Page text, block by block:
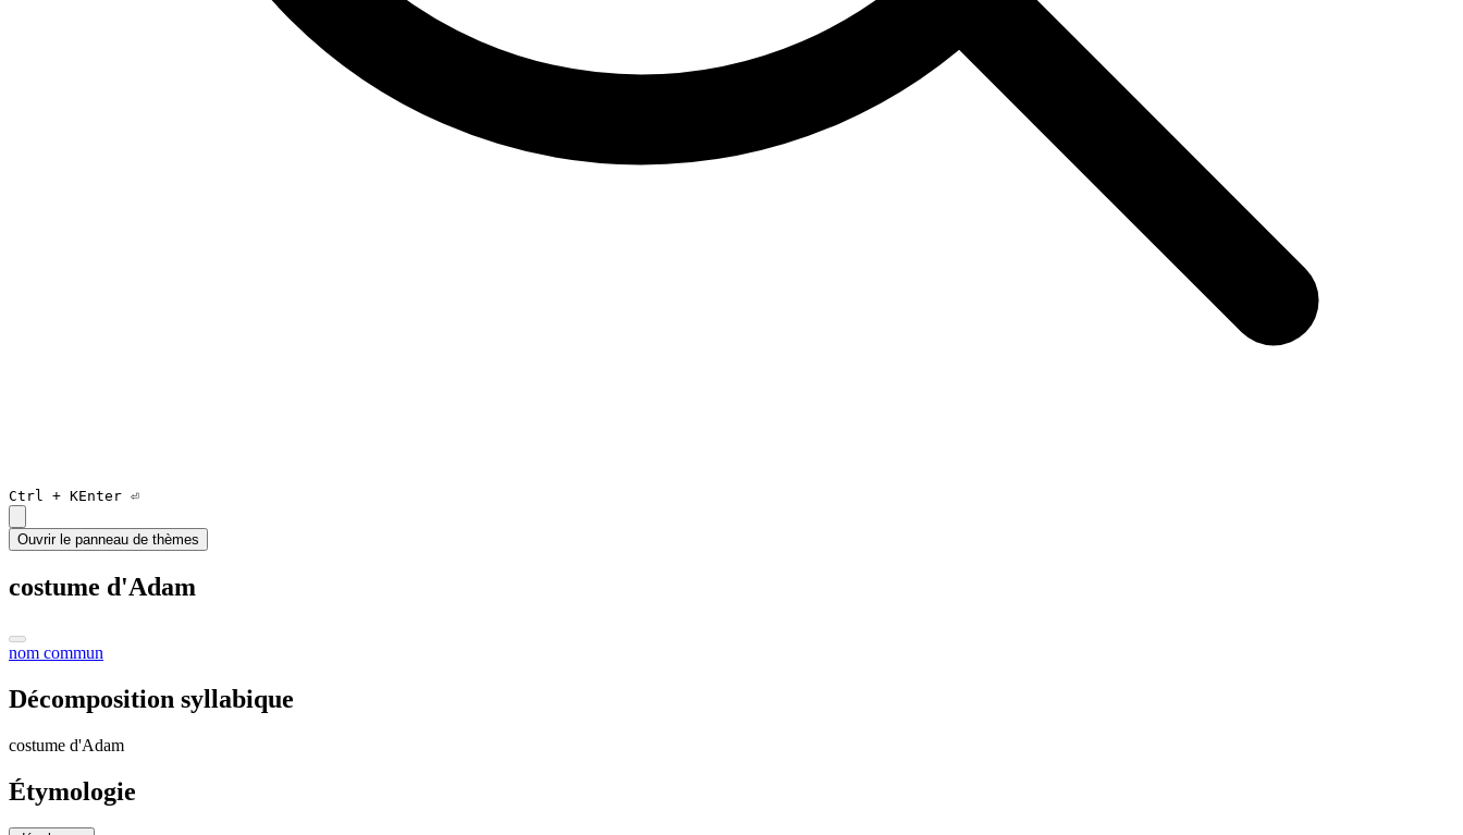
Ctrl + KEnter ⏎
Ouvrir le panneau de thèmes
costume d'Adam
nom commun
Décomposition syllabique
costume d'Adam
Étymologie